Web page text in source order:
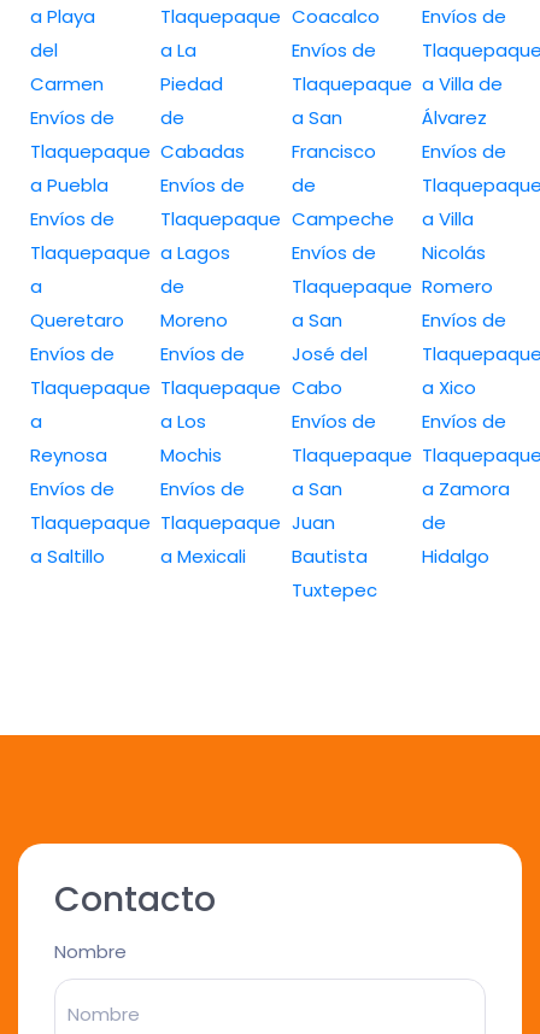
a Playa
del
Carmen
Envíos de
Tlaquepaque
a Puebla
Envíos de
Tlaquepaque
a
Queretaro
Envíos de
Tlaquepaque
a
Reynosa
Envíos de
Tlaquepaque
a Saltillo
Tlaquepaque
a La
Piedad
de
Cabadas
Envíos de
Tlaquepaque
a Lagos
de
Moreno
Envíos de
Tlaquepaque
a Los
Mochis
Envíos de
Tlaquepaque
a Mexicali
Coacalco
Envíos de
Tlaquepaque
a San
Francisco
de
Campeche
Envíos de
Tlaquepaque
a San
José del
Cabo
Envíos de
Tlaquepaque
a San
Juan
Bautista
Tuxtepec
Envíos de
a Villa de
Álvarez
Envíos de
a Villa
Nicolás
Romero
Envíos de
a Xico
Envíos de
a Zamora
de
Hidalgo
Contacto
Nombre